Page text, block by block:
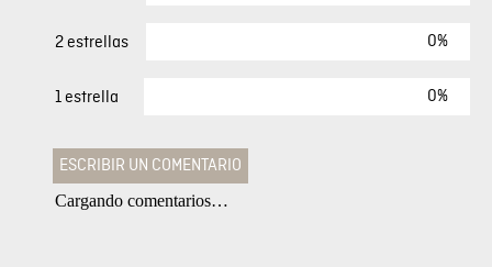
2 estrellas 0%
1 estrella 0%
ESCRIBIR UN COMENTARIO
Cargando comentarios…